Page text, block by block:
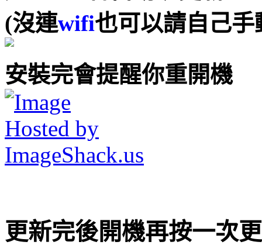
(沒連wifi也可以請自己
安裝完會提醒你重開機
更新完後開機再按一次